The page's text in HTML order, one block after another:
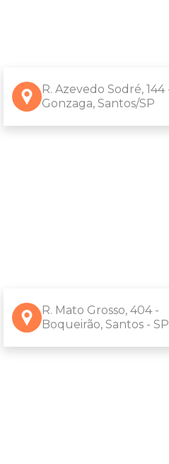
R. Azevedo Sodré, 144
Gonzaga, Santos/SP
R. Mato Grosso, 404 -
Boqueirão, Santos - SP